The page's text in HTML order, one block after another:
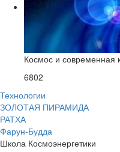
Космос и современная
6802
Технологии
ЗОЛОТАЯ ПИРАМИДА
РАТХА
Фарун-Будда
Школа Космоэнергетики